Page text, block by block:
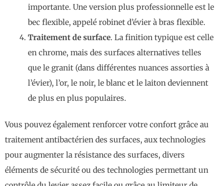
importante. Une version plus professionnelle est le
bec flexible, appelé robinet d’évier à bras flexible.
Traitement de surface. La finition typique est celle
en chrome, mais des surfaces alternatives telles
que le granit (dans différentes nuances assorties à
l’évier), l’or, le noir, le blanc et le laiton deviennent
de plus en plus populaires.
Vous pouvez également renforcer votre confort grâce au
traitement antibactérien des surfaces, aux technologies
pour augmenter la résistance des surfaces, divers
éléments de sécurité ou des technologies permettant un